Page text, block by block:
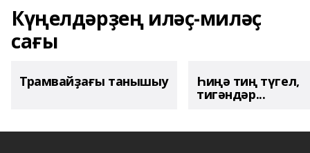
Күңелдәрҙең иләҫ-миләҫ
сағы
Трамвайҙағы танышыу Һиңә тиң түгел,
тигәндәр...